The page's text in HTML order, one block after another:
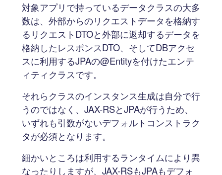
対象アプリで持っているデータクラスの大多
数は、外部からのリクエストデータを格納す
るリクエストDTOと外部に返却するデータを
格納したレスポンスDTO、そしてDBアクセ
スに利用するJPAの@Entityを付けたエンテ
ィティクラスです。
それらクラスのインスタンス生成は自分で行
うのではなく、JAX-RSとJPAが行うため、
いずれも引数がないデフォルトコンストラク
タが必須となります。
細かいところは利用するランタイムにより異
なったりしますが、JAX-RSもJPAもデフォ